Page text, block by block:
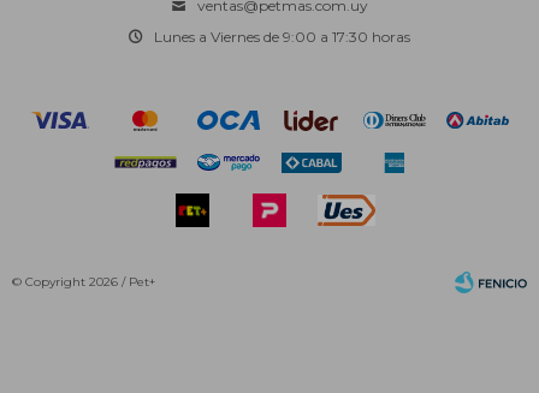
ventas@petmas.com.uy
Lunes a Viernes de 9:00 a 17:30 horas
© Copyright 2026 / Pet+